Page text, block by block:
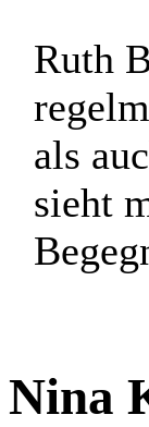
Ruth
als
sieht
Nina